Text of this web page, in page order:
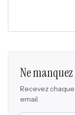
Ne
Recevez
email.